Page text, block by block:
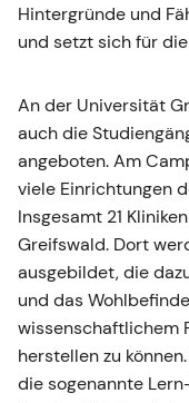
Hintergründe und
und setzt sich für
An der Universität
auch die
angeboten. Am
viele Einrichtungen
Insgesamt 21
Greifswald. Dort
ausgebildet, die
und das
wissenschaftlichem
herstellen zu
die sogenannte